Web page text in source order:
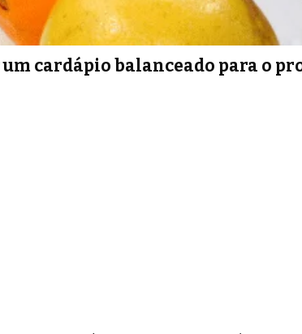
cardápio balanceado para o